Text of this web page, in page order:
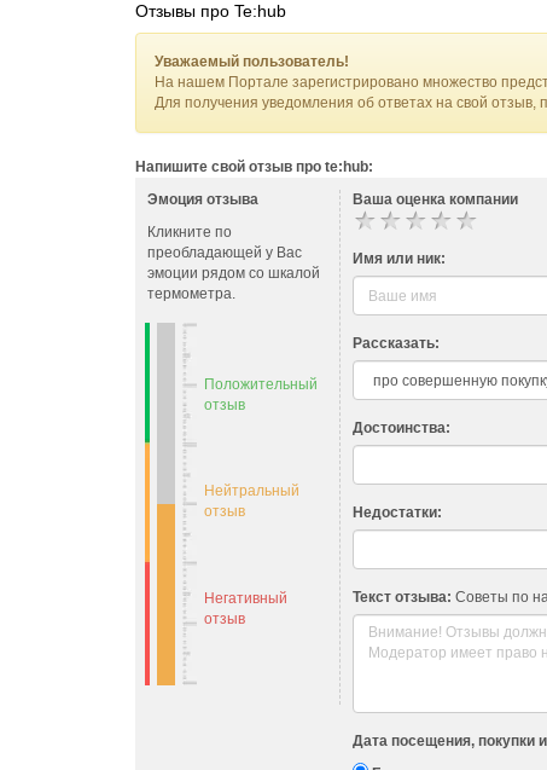
Отзывы про Te:hub
Уважаемый пользователь!
На нашем Портале зарегистрировано множество
Для получения уведомления об ответах на свой отзыв,
Напишите свой отзыв про te:hub:
Эмоция отзыва
Кликните по
преобладающей у Вас
эмоции рядом со шкалой
термометра.
Положительный
отзыв
Нейтральный
отзыв
Негативный
отзыв
Ваша оценка компании
Имя или ник:
Рассказать:
Достоинства:
Недостатки:
Текст отзыва: Советы по
Дата посещения, покупки